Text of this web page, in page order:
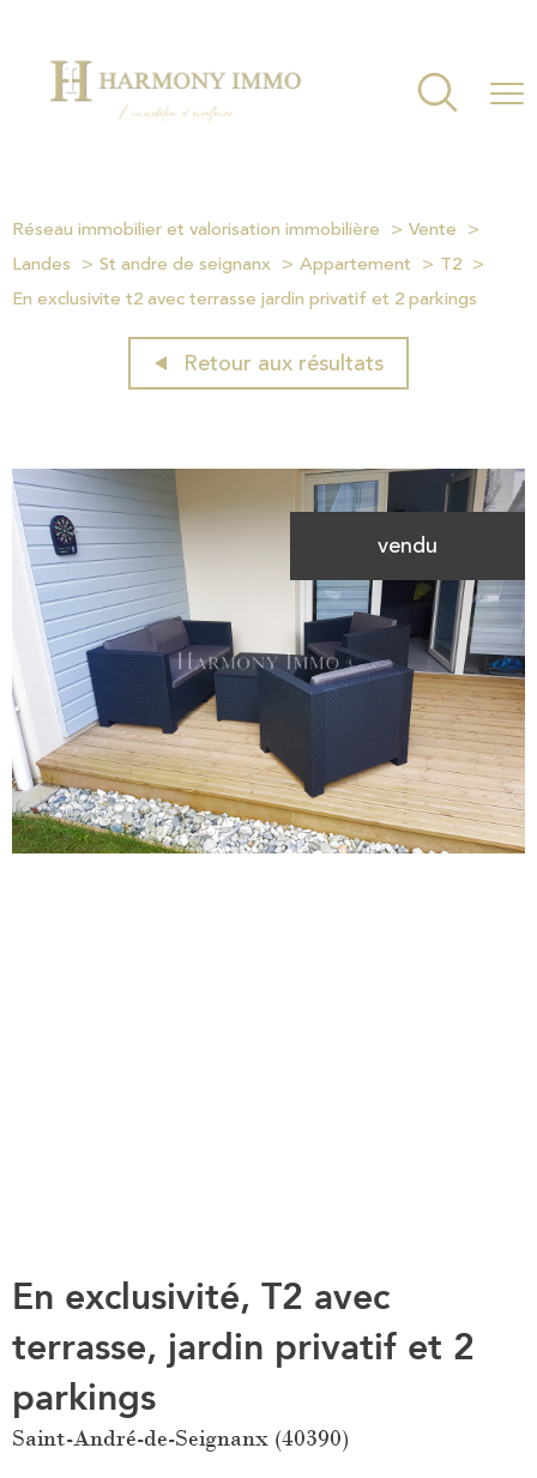
Réseau immobilier et valorisation immobilière
Vente
Landes
St andre de seignanx Appartement
T2
En exclusivite t2 avec terrasse jardin privatif et 2 parkings
Retour aux résultats
vendu
En exclusivité, T2 avec
terrasse, jardin privatif et 2
parkings
Saint-André-de-Seignanx (40390)